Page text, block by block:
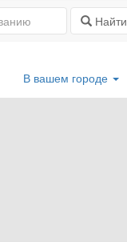
Найти
В вашем городе